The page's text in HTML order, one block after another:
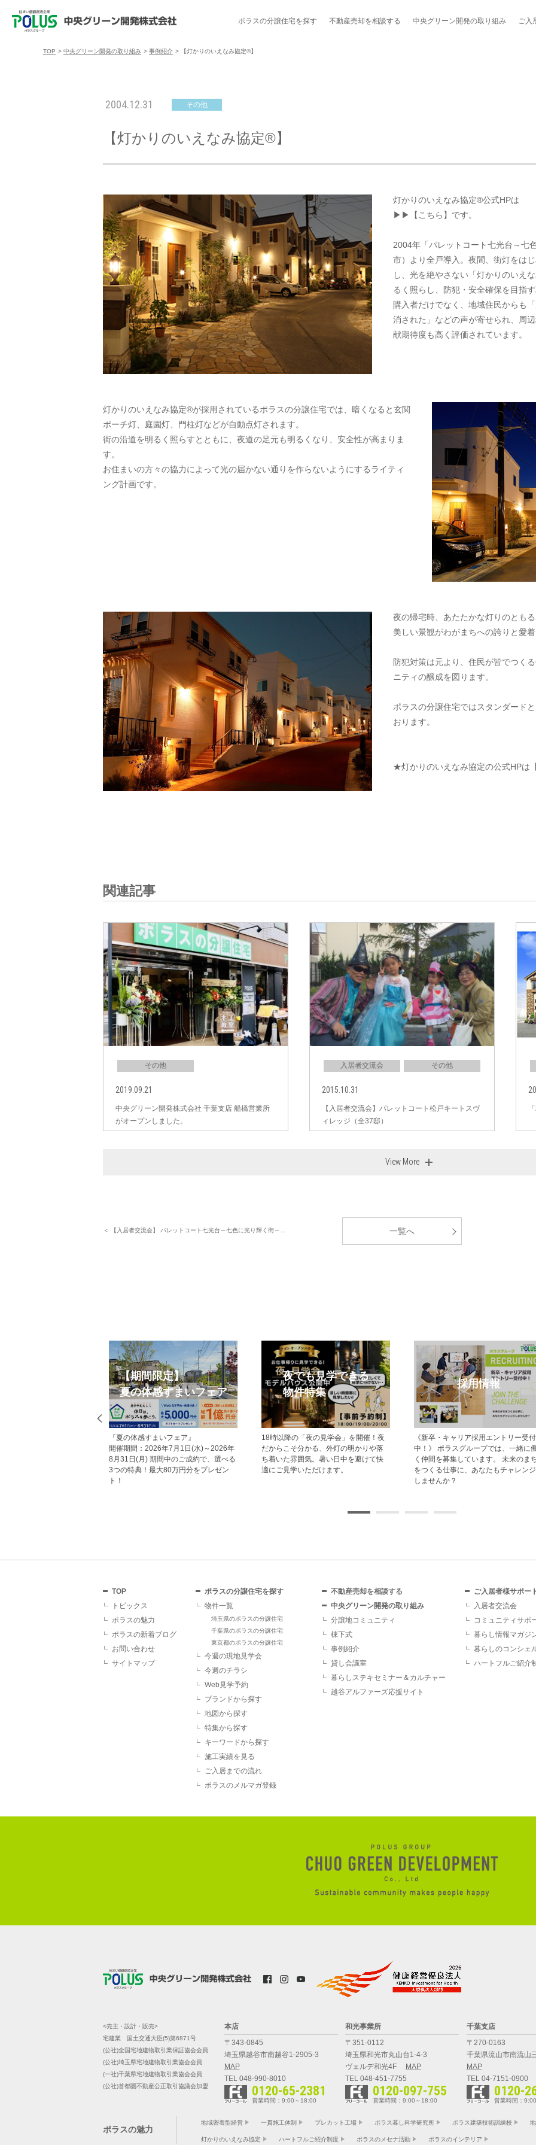
ポラスの分譲住宅を探す
ポラスの分譲住宅を探す
ブランドから探す 地図から探す
特集から探す 施工実績を見る
ご入居までの流れ ポラスのメルマガ登録
不動産売却を相談する 中央グリーン開発の取り組み
中央グリーン開発の取り組み
ご入
TOP > 中央グリーン開発の取り組み > 事例紹介 > 【灯かりのいえなみ協定®】
2004.12.31 その他
【灯かりのいえなみ協定®】
灯かりのいえなみ協定®公式HPは
▶▶
【こちら】 です。
2004年「パレットコート七光台～七
市）より全戸導入。夜間、街灯をは
し、光を絶やさない「灯かりのいえ
るく照らし、防犯・安全確保を目指
購入者だけでなく、地域住民からも
消された」などの声が寄せられ、周
献期待度も高く評価されています。
灯かりのいえなみ協定®が採用されているポラスの分譲住宅では、暗くなると玄関
ポーチ灯、庭園灯、門柱灯などが自動点灯されます。
街の沿道を明るく照らすとともに、夜道の足元も明るくなり、安全性が高まりま
す。
お住まいの方々の協力によって光の届かない通りを作らないようにするライティ
ング計画です。
夜の帰宅時、あたたかな灯りのとも
美しい景観がわがまちへの誇りと愛
防犯対策は元より、住民が皆でつく
ニティの醸成を図ります。
ポラスの分譲住宅ではスタンダード
おります。
★灯かりのいえなみ協定の公式HPは
関連記事
その他
2019.09.21
中央グリーン開発株式会社 千葉支店 船橋営業所
がオープンしました。
入居者交流会 その他
2015.10.31
【入居者交流会】パレットコート松戸キートスヴ
ィレッジ（全37邸）
View More
＜ 【入居者交流会】 パレットコート七光台～七色に光り輝く街～… 一覧へ
オープンハウス
今週開催予定のモデルハウス見学会・
現地見学会の一覧です。 ぜひお気軽に
お越しくださいませ。
モデルハウス特集
現地でモデルハウス見学ができるポラ
スの新築一戸建て・分譲住宅をご紹介
します。
メルマガ登録
【登録無料】ポラスの新築一戸建て
分譲住宅情報をいち早くお届けする
ールマガジン配信サービスです。
TOP
トピックス
ポラスの魅力
ポラスの新着ブログ
お問い合わせ
サイトマップ
ポラスの分譲住宅を探す
物件一覧
埼玉県のポラスの分譲住宅
千葉県のポラスの分譲住宅
東京都のポラスの分譲住宅
今週の現地見学会
今週のチラシ
Web見学予約
ブランドから探す
地図から探す
特集から探す
キーワードから探す
施工実績を見る
ご入居までの流れ
ポラスのメルマガ登録
不動産売却を相談する
中央グリーン開発の取り組み
分譲地コミュニティ
棟下式
事例紹介
貸し会議室
暮らしステキセミナー＆カルチャー
越谷アルファーズ応援サイト
ご入居者様サポー
入居者交流会
コミュニティサポ
暮らし情報マガジ
暮らしのコンシェ
ハートフルご紹介
<売主・設計・販売>
宅建業 国土交通大臣(5)第6871号
(公社)全国宅地建物取引業保証協会会員
(公社)埼玉県宅地建物取引業協会会員
(一社)千葉県宅地建物取引業協会会員
(公社)首都圏不動産公正取引協議会加盟
本店
〒343-0845
埼玉県越谷市南越谷1-2905-3
MAP
TEL 048-990-8010
0120-65-2381
営業時間：9:00～18:00
和光事業所
〒351-0112
埼玉県和光市丸山台1-4-3
ヴェルデ和光4F
MAP
TEL 048-451-7755
0120-097-755
営業時間：9:00～18:00
千葉支店
〒270-0163
千葉県流山市南流山
MAP
TEL 04-7151-0900
0120-
営業時間：
ポラスの魅力
地域密着型経営 一貫施工体制 プレカット工場 ポラス暮し科学研究所 ポラス建築技術訓練校
灯かりのいえなみ協定 ハートフルご紹介制度 ポラスのメセナ活動 ポラスのインテリア